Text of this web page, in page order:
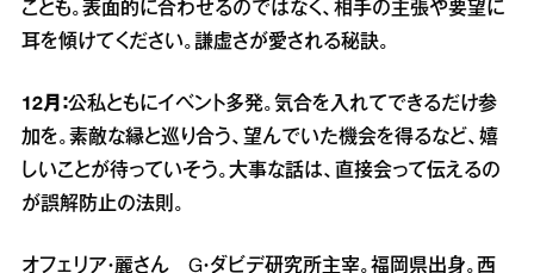
ことも。表面的に合わせるのではなく、相手の主張や要望に
耳を傾けてください。謙虚さが愛される秘訣。
12月：公私ともにイベント多発。気合を入れてできるだけ参
加を。素敵な縁と巡り合う、望んでいた機会を得るなど、嬉
しいことが待っていそう。大事な話は、直接会って伝えるの
が誤解防止の法則。
オフェリア・麗さん G・ダビデ研究所主宰。福岡県出身。西